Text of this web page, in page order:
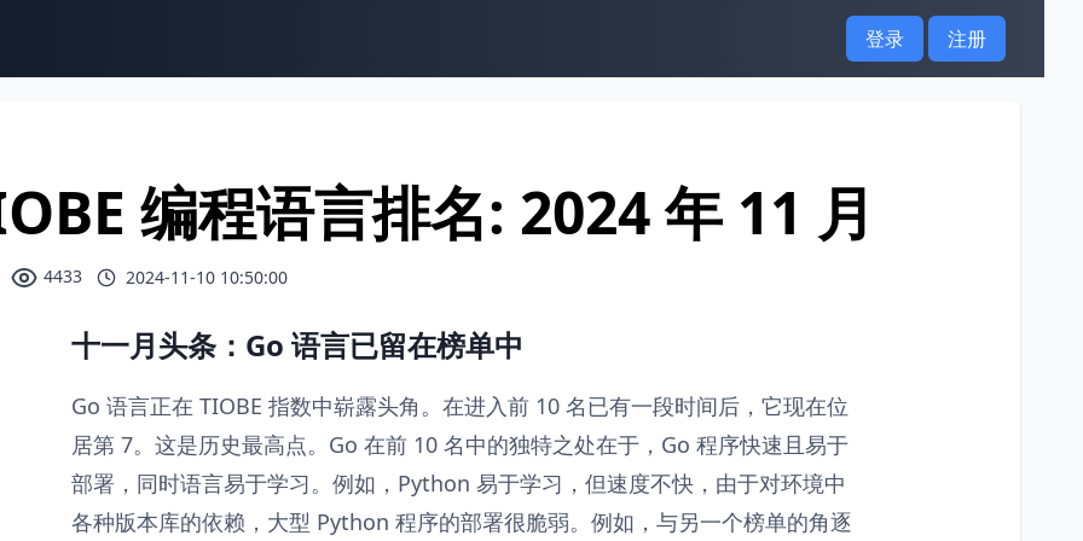
登录 注册
编程语言排名: 2024 年 11 月
4433 2024-11-10 10:50:00
十一月头条：Go 语言已留在榜单中
Go 语言正在 TIOBE 指数中崭露头角。在进入前 10 名已有一段时间后，它现在位
居第 7。这是历史最高点。Go 在前 10 名中的独特之处在于，Go 程序快速且易于
部署，同时语言易于学习。例如，Python 易于学习，但速度不快，由于对环境中
各种版本库的依赖，大型 Python 程序的部署很脆弱。例如，与另一个榜单的角逐